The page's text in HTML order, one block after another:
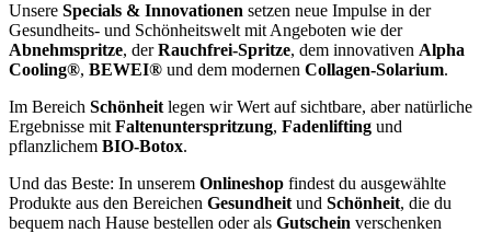
Unsere Specials & Innovationen setzen neue Impulse in der
Gesundheits- und Schönheitswelt mit Angeboten wie der
Abnehmspritze, derRauchfrei-Spritze, dem innovativen Alpha
Cooling®, BEWEI® und dem modernen Collagen-Solarium.
Im Bereich Schönheit legen wir Wert auf sichtbare, aber natürliche
Ergebnisse mit Faltenunterspritzung, Fadenlifting und
pflanzlichem BIO-Botox.
Und das Beste: In unserem Onlineshop findest du ausgewählte
Produkte aus den Bereichen Gesundheit und Schönheit, die du
bequem nach Hause bestellen oder als Gutschein verschenken